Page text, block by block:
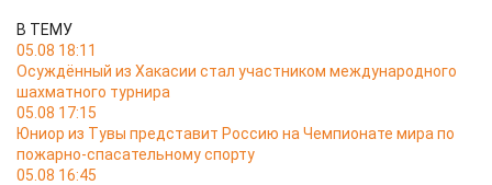
В ТЕМУ
05.08 18:11
Осуждённый из Хакасии стал участником международного
шахматного турнира
05.08 17:15
Юниор из Тувы представит Россию на Чемпионате мира по
пожарно-спасательному спорту
05.08 16:45